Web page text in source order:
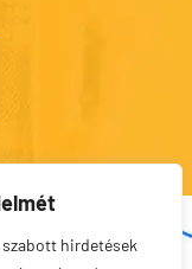
szabott hirdetések